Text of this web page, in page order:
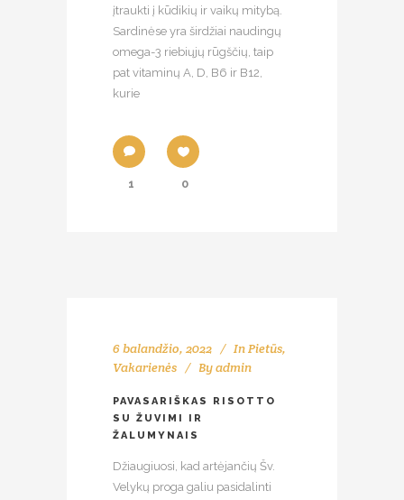
įtraukti į kūdikių ir vaikų mitybą.
Sardinėse yra širdžiai naudingų
omega-3 riebiųjų rūgščių, taip
pat vitaminų A, D, B6 ir B12,
kurie
1 0
6 balandžio, 2022 InPietūs,
Vakarienės
Byadmin
PAVASARIŠKAS RISOTTO
SU ŽUVIMI IR
ŽALUMYNAIS
Džiaugiuosi, kad artėjančių Šv.
Velykų proga galiu pasidalinti